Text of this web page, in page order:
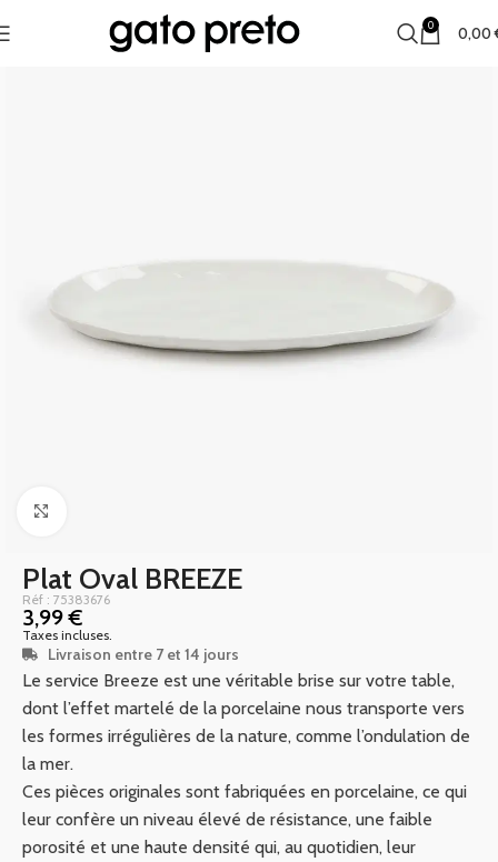
0 0,00
Plat Oval BREEZE
Réf : 75383676
3,99€
Taxes incluses.
Livraison entre 7 et 14 jours
Le service Breeze est une véritable brise sur votre table,
dont l’effet martelé de la porcelaine nous transporte vers
les formes irrégulières de la nature, comme l’ondulation de
la mer.
Ces pièces originales sont fabriquées en porcelaine, ce qui
leur confère un niveau élevé de résistance, une faible
porosité et une haute densité qui, au quotidien, leur